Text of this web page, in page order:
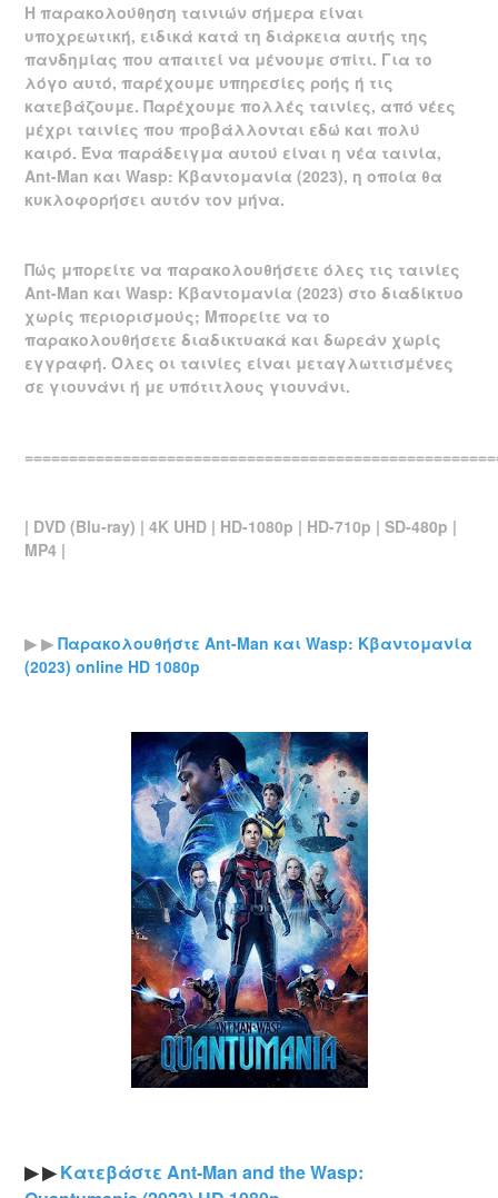
Η παρακολούθηση ταινιών σήμερα είναι
υποχρεωτική, ειδικά κατά τη διάρκεια αυτής της
πανδημίας που απαιτεί να μένουμε σπίτι. Για το
λόγο αυτό, παρέχουμε υπηρεσίες ροής ή τις
κατεβάζουμε. Παρέχουμε πολλές ταινίες, από νέες
μέχρι ταινίες που προβάλλονται εδώ και πολύ
καιρό. Ένα παράδειγμα αυτού είναι η νέα ταινία,
Ant-Man και Wasp: Κβαντομανία (2023), η οποία θα
κυκλοφορήσει αυτόν τον μήνα.
Πώς μπορείτε να παρακολουθήσετε όλες τις ταινίες
Ant-Man και Wasp: Κβαντομανία (2023) στο διαδίκτυο
χωρίς περιορισμούς; Μπορείτε να το
παρακολουθήσετε διαδικτυακά και δωρεάν χωρίς
εγγραφή. Όλες οι ταινίες είναι μεταγλωττισμένες
σε γιουνάνι ή με υπότιτλους γιουνάνι.
| DVD (Blu-ray) | 4K UHD | HD-1080p | HD-710p | SD-480p |
MP4 |
▶ ▶Παρακολουθήστε Ant-Man και Wasp: Κβαντομανία
(2023) online HD 1080p
▶ ▶Κατεβάστε Ant-Man and the Wasp: